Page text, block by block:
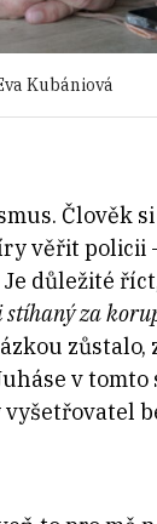
Kubániová
Člověk
věřit
důležité
za
v
vyšetřovatel